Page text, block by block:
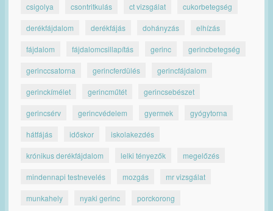
csigolya csontritkulás ct vizsgálat cukorbetegség
derékfájdalom derékfájás dohányzás elhízás
fájdalom fájdalomcsillapítás gerinc gerincbetegség
gerinccsatorna gerincferdülés gerincfájdalom
gerinckímélet gerincműtét gerincsebészet
gerincsérv gerincvédelem gyermek gyógytorna
hátfájás időskor iskolakezdés
krónikus derékfájdalom lelki tényezők megelőzés
mindennapi testnevelés mozgás mr vizsgálat
munkahely nyaki gerinc porckorong